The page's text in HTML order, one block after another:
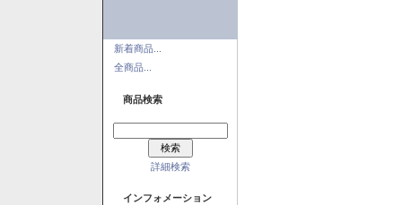
新着商品...
全商品...
商品検索
詳細検索
インフォメーション